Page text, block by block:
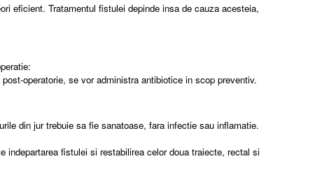
eficient. Tratamentul fistulei depinde insa de cauza acesteia,
operatorie, se vor administra antibiotice in scop preventiv.
din jur trebuie sa fie sanatoase, fara infectie sau inflamatie.
indepartarea fistulei si restabilirea celor doua traiecte, rectal si